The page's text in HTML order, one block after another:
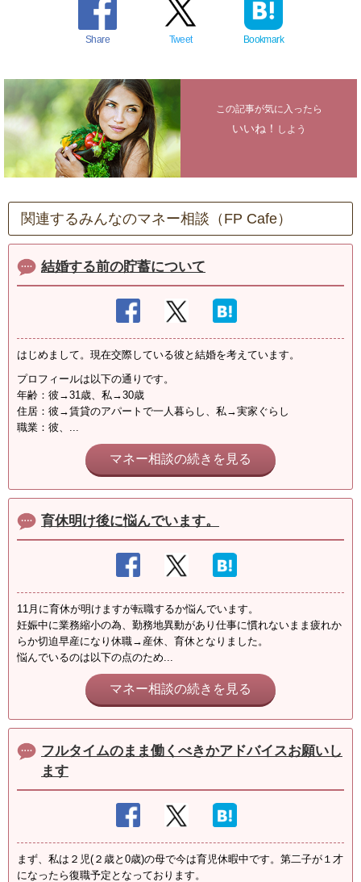
Share Tweet Bookmark
この記事が気に入ったら
いいね！ しよう
関連するみんなのマネー相談（FP Cafe）
結婚する前の貯蓄について
はじめまして。現在交際している彼と結婚を考えています。
プロフィールは以下の通りです。
年齢：彼→31歳、私→30歳
住居：彼→賃貸のアパートで一人暮らし、私→実家ぐらし
職業：彼、...
マネー相談の続きを見る
育休明け後に悩んでいます。
11月に育休が明けますが転職するか悩んでいます。
妊娠中に業務縮小の為、勤務地異動があり仕事に慣れないまま疲れか
らか切迫早産になり休職→産休、育休となりました。
悩んでいるのは以下の点のため...
マネー相談の続きを見る
フルタイムのまま働くべきかアドバイスお願いし
ます
まず、私は２児(２歳と0歳)の母で今は育児休暇中です。第二子が１才
になったら復職予定となっております。